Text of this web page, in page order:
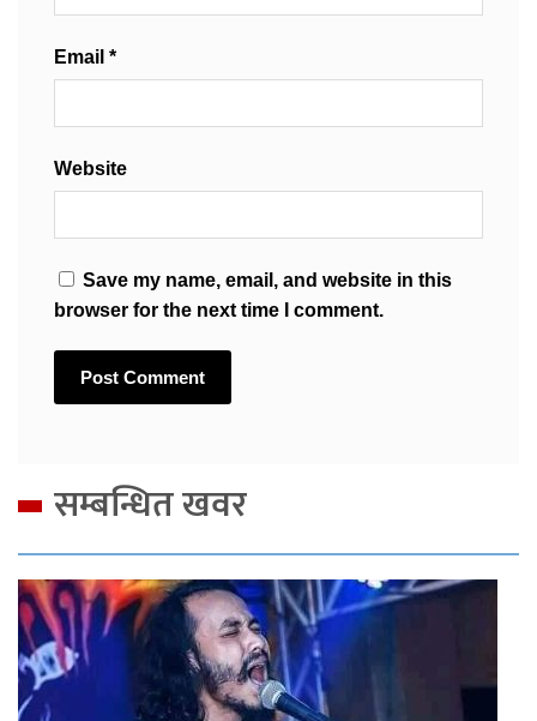
Email *
Website
Save my name, email, and website in this
browser for the next time I comment.
सम्बन्धित खवर